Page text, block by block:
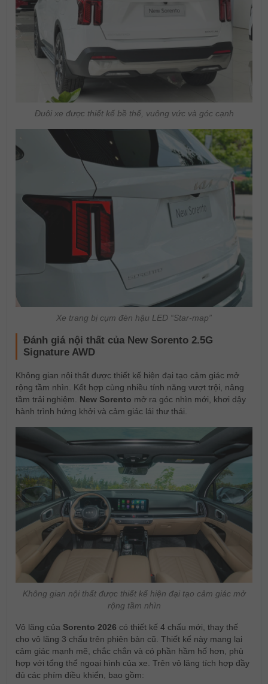
Đuôi xe được thiết kế bề thế, vuông vức và góc cạnh
Xe trang bị cụm đèn hậu LED “Star-map”
Đánh giá nội thất của New Sorento 2.5G
Signature AWD
Không gian nội thất được thiết kế hiện đại tạo cảm giác mở
rộng tầm nhìn. Kết hợp cùng nhiều tính năng vượt trội, nâng
tầm trải nghiệm. New Sorento mở ra góc nhìn mới, khơi dậy
hành trình hứng khởi và cảm giác lái thư thái.
Không gian nội thất được thiết kế hiện đại tạo cảm giác mở
rộng tầm nhìn
Vô lăng của Sorento 2026 có thiết kế 4 chấu mới, thay thế
cho vô lăng 3 chấu trên phiên bản cũ. Thiết kế này mang lại
cảm giác mạnh mẽ, chắc chắn và có phần hầm hố hơn, phù
hợp với tổng thể ngoại hình của xe. Trên vô lăng tích hợp đầy
đủ các phím điều khiển, bao gồm: